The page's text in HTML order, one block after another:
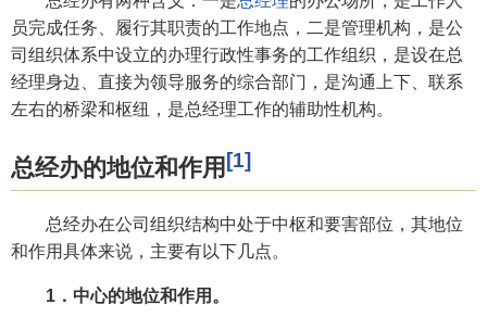
员完成任务、履行其职责的工作地点，二是管理机构，是公
司组织体系中设立的办理行政性事务的工作组织，是设在总
经理身边、直接为领导服务的综合部门，是沟通上下、联系
左右的桥梁和枢纽，是总经理工作的辅助性机构。
总经办的地位和作用 [1]
总经办在公司组织结构中处于中枢和要害部位，其地位
和作用具体来说，主要有以下几点。
1．中心的地位和作用。